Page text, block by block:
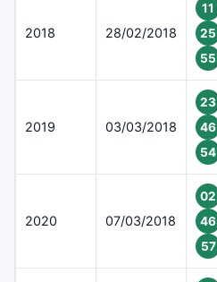
2018 28/02/2018
11
25
55
2019 03/03/2018
23
46
54
2020 07/03/2018
02
46
57